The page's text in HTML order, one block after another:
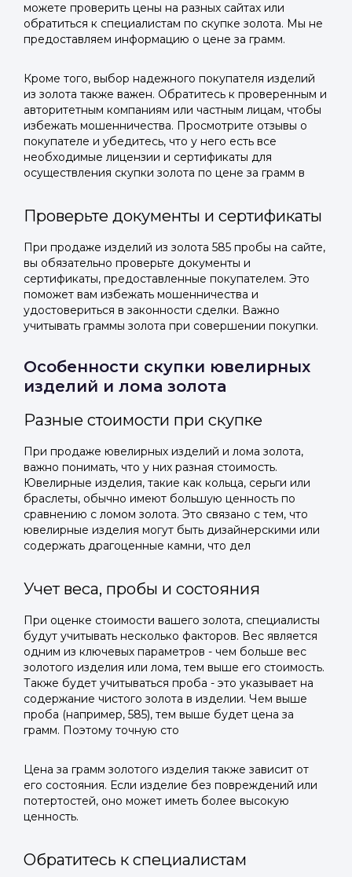
можете проверить цены на разных сайтах или
обратиться к специалистам по скупке золота. Мы не
предоставляем информацию о цене за грамм.
Кроме того, выбор надежного покупателя изделий
из золота также важен. Обратитесь к проверенным и
авторитетным компаниям или частным лицам, чтобы
избежать мошенничества. Просмотрите отзывы о
покупателе и убедитесь, что у него есть все
необходимые лицензии и сертификаты для
осуществления скупки золота по цене за грамм в
Проверьте документы и сертификаты
При продаже изделий из золота 585 пробы на сайте,
вы обязательно проверьте документы и
сертификаты, предоставленные покупателем. Это
поможет вам избежать мошенничества и
удостовериться в законности сделки. Важно
учитывать граммы золота при совершении покупки.
Особенности скупки ювелирных
изделий и лома золота
Разные стоимости при скупке
При продаже ювелирных изделий и лома золота,
важно понимать, что у них разная стоимость.
Ювелирные изделия, такие как кольца, серьги или
браслеты, обычно имеют большую ценность по
сравнению с ломом золота. Это связано с тем, что
ювелирные изделия могут быть дизайнерскими или
содержать драгоценные камни, что дел
Учет веса, пробы и состояния
При оценке стоимости вашего золота, специалисты
будут учитывать несколько факторов. Вес является
одним из ключевых параметров - чем больше вес
золотого изделия или лома, тем выше его стоимость.
Также будет учитываться проба - это указывает на
содержание чистого золота в изделии. Чем выше
проба (например, 585), тем выше будет цена за
грамм. Поэтому точную сто
Цена за грамм золотого изделия также зависит от
его состояния. Если изделие без повреждений или
потертостей, оно может иметь более высокую
ценность.
Обратитесь к специалистам